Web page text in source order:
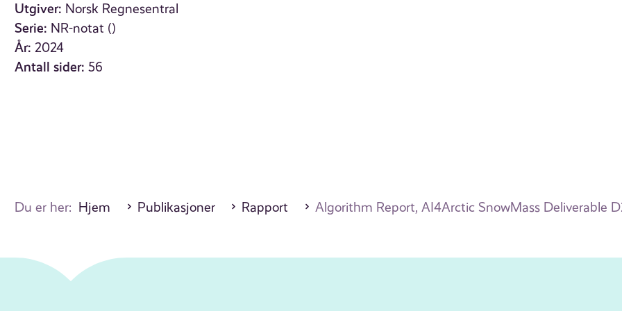
Utgiver: Norsk Regnesentral
Serie: NR-notat ()
År: 2024
Antall sider: 56
Du er her: Hjem Publikasjoner Rapport Algorithm Report, AI4Arctic SnowMass Deliverable